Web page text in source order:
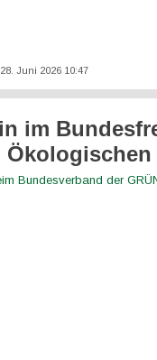
Juni 2026 10:47
im